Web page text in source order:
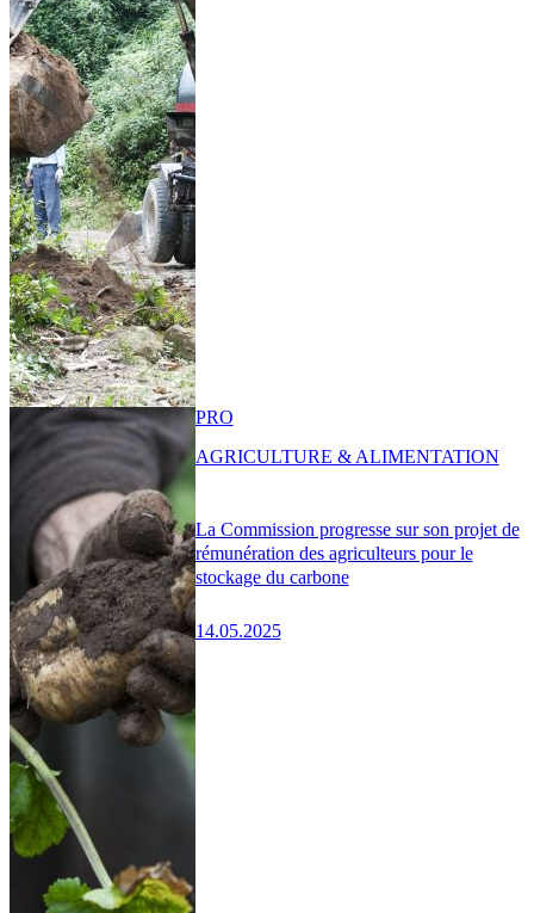
La Commission progresse sur son projet de
rémunération des agriculteurs pour le
stockage du carbone
14.05.2025
PRO
AGRICULTURE & ALIMENTATION